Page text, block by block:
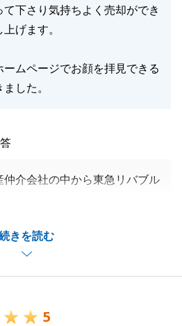
下さり気持ちよく売却ができ
げます。
ムページでお顔を拝見できる
した。
きを読む
仲介会社の中から東急リバブル
たが、戦略的な販売活動により
ことができました。
うな不動産の売買仲介も行っ
だいております。
5